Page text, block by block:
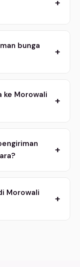
+
bunga
+
ke Morowali
+
+
Morowali
+